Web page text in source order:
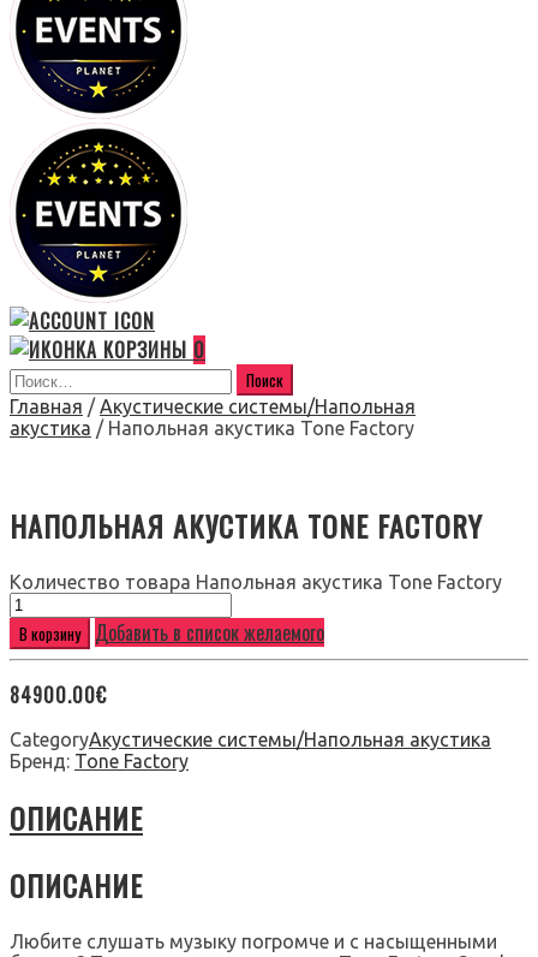
0
Главная / Акустические системы/Напольная
акустика / Напольная акустика Tone Factory
НАПОЛЬНАЯ АКУСТИКА TONE FACTORY
Количество товара Напольная акустика Tone Factory
В корзину Добавить в список желаемого
84900.00€
CategoryАкустические системы/Напольная акустика
Бренд: Tone Factory
ОПИСАНИЕ
ОПИСАНИЕ
Любите слушать музыку погромче и с насыщенными